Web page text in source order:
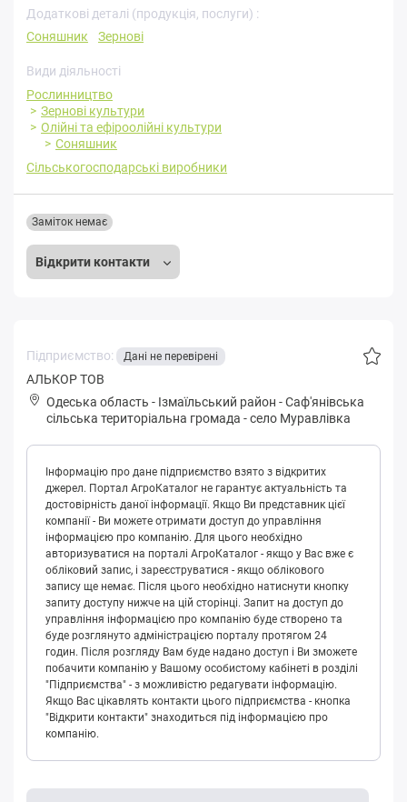
Додаткові деталі (продукція, послуги) :
Соняшник
Зернові
Види діяльності
Рослинництво
Зернові культури
Олійні та ефіроолійні культури
Соняшник
Сільськогосподарські виробники
Відкрити контакти
Заміток немає
Підприємство: Дані не перевірені
АЛЬКОР ТОВ
Одеська область - Ізмаїльський район -Сaф'янівськa
сільська територіальна громада -село Муравлівка
Інформацію про дане підприємство взято з відкритих
джерел. Портал АгроКаталог не гарантує актуальність та
достовірність даної інформації. Якщо Ви представник цієї
компанії - Ви можете отримати доступ до управління
інформацією про компанію. Для цього необхідно
авторизуватися на порталі АгроКаталог - якщо у Вас вже є
обліковий запис, і зареєструватися - якщо облікового
запису ще немає. Після цього необхідно натиснути кнопку
запиту доступу нижче на цій сторінці. Запит на доступ до
управління інформацією про компанію буде створено та
буде розглянуто адміністрацією порталу протягом 24
годин. Після розгляду Вам буде надано доступ і Ви зможете
побачити компанію у Вашому особистому кабінеті в розділі
"Підприємства" - з можливістю редагувати інформацію.
Якщо Вас цікавлять контакти цього підприємства - кнопка
"Відкрити контакти" знаходиться під інформацією про
компанію.